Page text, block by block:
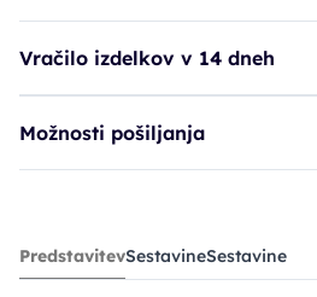
Vračilo izdelkov v 14 dneh
Možnosti pošiljanja
pena REU Astrigent Foam*
9,56€
PredstavitevSestavineSestavine